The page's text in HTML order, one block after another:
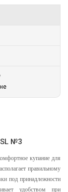
№3
купание для
правильному
под принадлежности
удобством при